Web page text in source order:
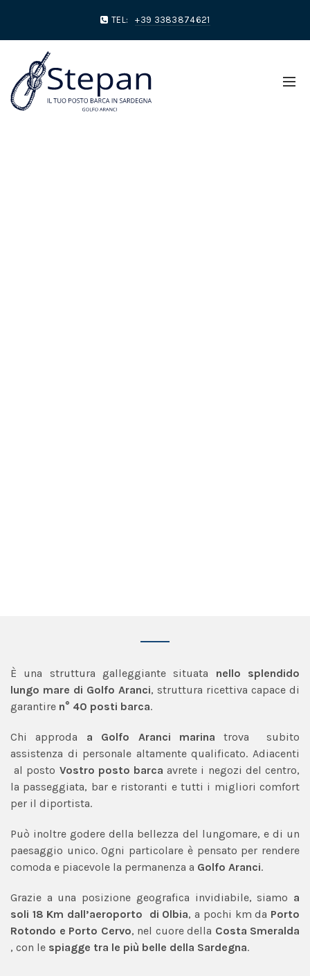
TEL: +39 3383874621
È una struttura galleggiante situata nello splendido
lungo mare di Golfo Aranci, struttura ricettiva capace di
garantire n° 40 posti barca.
Chi approda a Golfo Aranci marina trova subito
assistenza di personale altamente qualificato. Adiacenti
al posto Vostro posto barca avrete i negozi del centro,
la passeggiata, bar e ristoranti e tutti i migliori comfort
per il diportista.
Può inoltre godere della bellezza del lungomare, e di un
paesaggio unico. Ogni particolare è pensato per rendere
comoda e piacevole la permanenza a Golfo Aranci.
Grazie a una posizione geografica invidiabile, siamo a
soli 18 Km dall’aeroporto di Olbia, a pochi km da Porto
Rotondo e Porto Cervo, nel cuore della Costa Smeralda
, con le spiagge tra le più belle della Sardegna.